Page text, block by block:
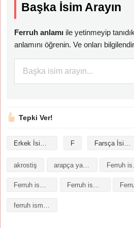
Başka İsim Arayın
Ferruh anlamı ile yetinmeyip
anlamını öğrenin. Ve onları
Tepki Ver!
Erkek İsimleri F Farsça İsimler
akrostiş arapça yazılışı
Ferruh isminin baş harfleriyle şiir Ferruh isminin kökeni